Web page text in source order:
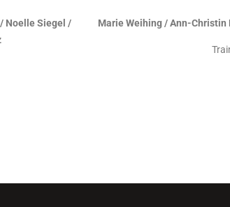
Noelle Siegel /
Marie Weihing / Ann-